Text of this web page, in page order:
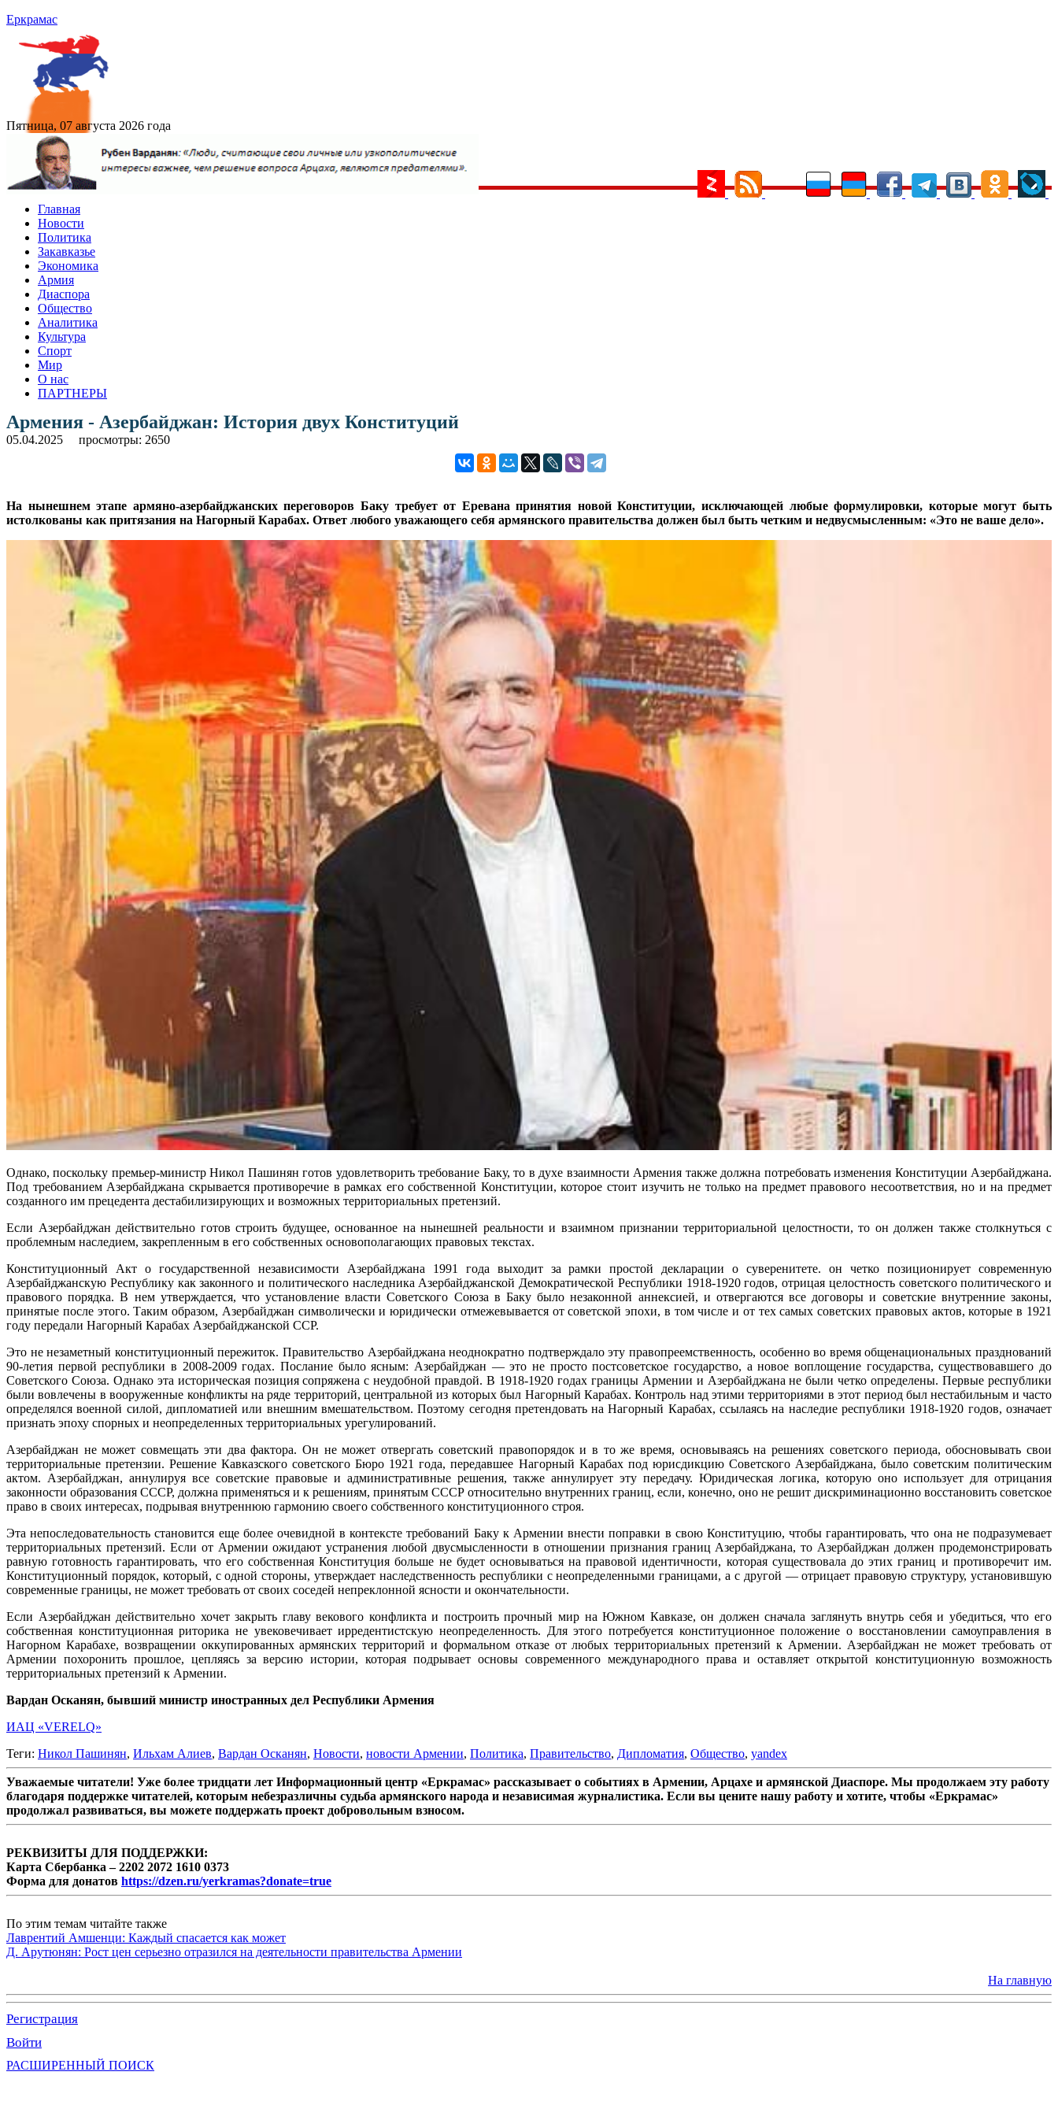
Еркрамас
Пятница, 07 августа 2026 года
Главная
Новости
Политика
Закавказье
Экономика
Армия
Диаспора
Общество
Аналитика
Культура
Спорт
Мир
О нас
ПАРТНЕРЫ
Армения - Азербайджан: История двух Конституций
05.04.2025 просмотры: 2650
На нынешнем этапе армяно-азербайджанских переговоров Баку требует от Еревана принятия новой Конституции, исключающей любые формулировки, которые могут быть
истолкованы как притязания на Нагорный Карабах. Ответ любого уважающего себя армянского правительства должен был быть четким и недвусмысленным: «Это не ваше дело».
Однако, поскольку премьер-министр Никол Пашинян готов удовлетворить требование Баку, то в духе взаимности Армения также должна потребовать изменения Конституции Азербайджана.
Под требованием Азербайджана скрывается противоречие в рамках его собственной Конституции, которое стоит изучить не только на предмет правового несоответствия, но и на предмет
созданного им прецедента дестабилизирующих и возможных территориальных претензий.
Если Азербайджан действительно готов строить будущее, основанное на нынешней реальности и взаимном признании территориальной целостности, то он должен также столкнуться с
проблемным наследием, закрепленным в его собственных основополагающих правовых текстах.
Конституционный Акт о государственной независимости Азербайджана 1991 года выходит за рамки простой декларации о суверенитете. он четко позиционирует современную
Азербайджанскую Республику как законного и политического наследника Азербайджанской Демократической Республики 1918-1920 годов, отрицая целостность советского политического и
правового порядка. В нем утверждается, что установление власти Советского Союза в Баку было незаконной аннексией, и отвергаются все договоры и советские внутренние законы,
принятые после этого. Таким образом, Азербайджан символически и юридически отмежевывается от советской эпохи, в том числе и от тех самых советских правовых актов, которые в 1921
году передали Нагорный Карабах Азербайджанской ССР.
Это не незаметный конституционный пережиток. Правительство Азербайджана неоднократно подтверждало эту правопреемственность, особенно во время общенациональных празднований
90-летия первой республики в 2008-2009 годах. Послание было ясным: Азербайджан — это не просто постсоветское государство, а новое воплощение государства, существовавшего до
Советского Союза. Однако эта историческая позиция сопряжена с неудобной правдой. В 1918-1920 годах границы Армении и Азербайджана не были четко определены. Первые республики
были вовлечены в вооруженные конфликты на ряде территорий, центральной из которых был Нагорный Карабах. Контроль над этими территориями в этот период был нестабильным и часто
определялся военной силой, дипломатией или внешним вмешательством. Поэтому сегодня претендовать на Нагорный Карабах, ссылаясь на наследие республики 1918-1920 годов, означает
признать эпоху спорных и неопределенных территориальных урегулирований.
Азербайджан не может совмещать эти два фактора. Он не может отвергать советский правопорядок и в то же время, основываясь на решениях советского периода, обосновывать свои
территориальные претензии. Решение Кавказского советского Бюро 1921 года, передавшее Нагорный Карабах под юрисдикцию Советского Азербайджана, было советским политическим
актом. Азербайджан, аннулируя все советские правовые и административные решения, также аннулирует эту передачу. Юридическая логика, которую оно использует для отрицания
законности образования СССР, должна применяться и к решениям, принятым СССР относительно внутренних границ, если, конечно, оно не решит дискриминационно восстановить советское
право в своих интересах, подрывая внутреннюю гармонию своего собственного конституционного строя.
Эта непоследовательность становится еще более очевидной в контексте требований Баку к Армении внести поправки в свою Конституцию, чтобы гарантировать, что она не подразумевает
территориальных претензий. Если от Армении ожидают устранения любой двусмысленности в отношении признания границ Азербайджана, то Азербайджан должен продемонстрировать
равную готовность гарантировать, что его собственная Конституция больше не будет основываться на правовой идентичности, которая существовала до этих границ и противоречит им.
Конституционный порядок, который, с одной стороны, утверждает наследственность республики с неопределенными границами, а с другой — отрицает правовую структуру, установившую
современные границы, не может требовать от своих соседей непреклонной ясности и окончательности.
Если Азербайджан действительно хочет закрыть главу векового конфликта и построить прочный мир на Южном Кавказе, он должен сначала заглянуть внутрь себя и убедиться, что его
собственная конституционная риторика не увековечивает ирредентистскую неопределенность. Для этого потребуется конституционное положение о восстановлении самоуправления в
Нагорном Карабахе, возвращении оккупированных армянских территорий и формальном отказе от любых территориальных претензий к Армении. Азербайджан не может требовать от
Армении похоронить прошлое, цепляясь за версию истории, которая подрывает основы современного международного права и оставляет открытой конституционную возможность
территориальных претензий к Армении.
Вардан Осканян, бывший министр иностранных дел Республики Армения
ИАЦ «VERELQ»
Теги: Никол Пашинян, Ильхам Алиев, Вардан Осканян, Новости, новости Армении, Политика, Правительство, Дипломатия, Общество, yandex
Уважаемые читатели! Уже более тридцати лет Информационный центр «Еркрамас» рассказывает о событиях в Армении, Арцахе и армянской Диаспоре. Мы продолжаем эту работу
благодаря поддержке читателей, которым небезразличны судьба армянского народа и независимая журналистика. Если вы цените нашу работу и хотите, чтобы «Еркрамас»
продолжал развиваться, вы можете поддержать проект добровольным взносом.
РЕКВИЗИТЫ ДЛЯ ПОДДЕРЖКИ:
Карта Сбербанка – 2202 2072 1610 0373
Форма для донатов https://dzen.ru/yerkramas?donate=true
По этим темам читайте также
Лаврентий Амшенци: Каждый спасается как может
Д. Арутюнян: Рост цен серьезно отразился на деятельности правительства Армении
На главную
Регистрация
Войти
РАСШИРЕННЫЙ ПОИСК